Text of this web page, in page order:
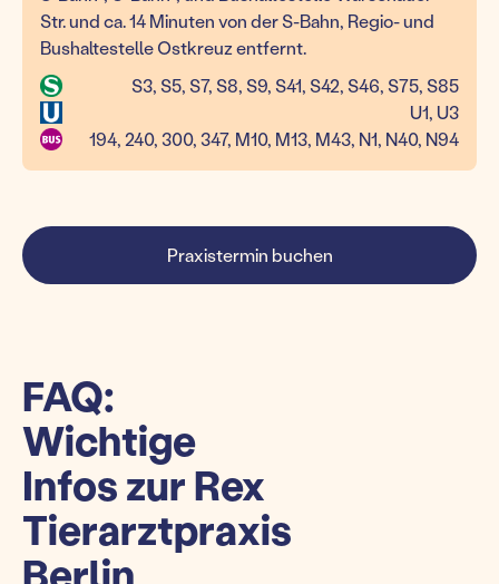
Str. und ca. 14 Minuten von der S-Bahn, Regio- und
Bushaltestelle Ostkreuz entfernt.
S3, S5, S7, S8, S9, S41, S42, S46, S75, S85
U1, U3
194, 240, 300, 347, M10, M13, M43, N1, N40, N94
Praxistermin buchen
FAQ:
Wichtige
Infos zur Rex
Tierarztpraxis